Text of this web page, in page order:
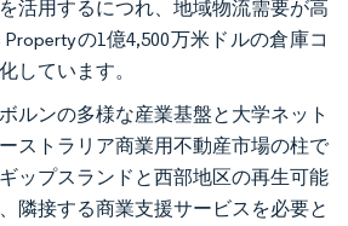
活用するにつれ、地域物流需要が高
Propertyの1億4,500万米ドルの倉庫コ
しています。
ルンの多様な産業基盤と大学ネット
ストラリア商業用不動産市場の柱で
ップスランドと西部地区の再生可能
隣接する商業支援サービスを必要と